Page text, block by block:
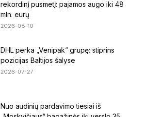
rekordinį pusmetį: pajamos augo iki 48
mln. eurų
2026-08-10
DHL perka „Venipak“ grupę: stiprins
pozicijas Baltijos šalyse
2026-07-27
Nuo audinių pardavimo tiesiai iš